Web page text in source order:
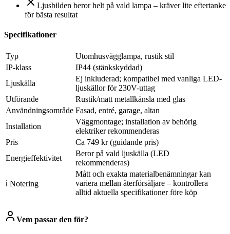
Ljusbilden beror helt på vald lampa – kräver lite eftertanke
för bästa resultat
Specifikationer
Typ
Utomhusvägglampa, rustik stil
IP-klass
IP44 (stänkskyddad)
Ljuskälla
Ej inkluderad; kompatibel med vanliga LED-
ljuskällor för 230V-uttag
Utförande
Rustik/matt metallkänsla med glas
Användningsområde Fasad, entré, garage, altan
Installation
Väggmontage; installation av behörig
elektriker rekommenderas
Pris
Ca 749 kr (guidande pris)
Energieffektivitet
Beror på vald ljuskälla (LED
rekommenderas)
ℹ Notering
Mått och exakta materialbenämningar kan
variera mellan återförsäljare – kontrollera
alltid aktuella specifikationer före köp
Vem passar den för?